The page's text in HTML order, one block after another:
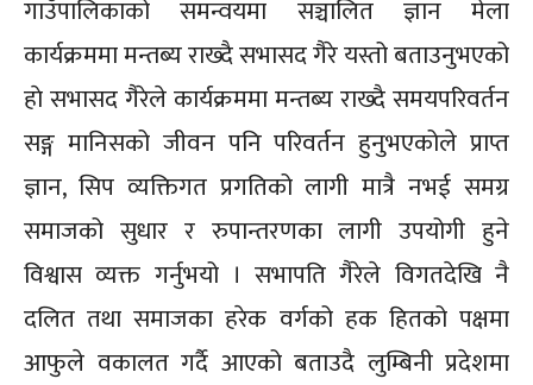
गाउँपालिकाको समन्वयमा सञ्चालित ज्ञान मेला
कार्यक्रममा मन्तब्य राख्दै सभासद गैरे यस्तो बताउनुभएको
हाे सभासद गैरेले कार्यक्रममा मन्तब्य राख्दै समयपरिवर्तन
सङ्ग मानिसको जीवन पनि परिवर्तन हुनुभएकोले प्राप्त
ज्ञान, सिप व्यक्तिगत प्रगतिको लागी मात्रै नभई समग्र
समाजको सुधार र रुपान्तरणका लागी उपयोगी हुने
विश्वास व्यक्त गर्नुभयो । सभापति गैरेले विगतदेखि नै
दलित तथा समाजका हरेक वर्गको हक हितको पक्षमा
आफुले वकालत गर्दै आएको बताउदै लुम्बिनी प्रदेशमा